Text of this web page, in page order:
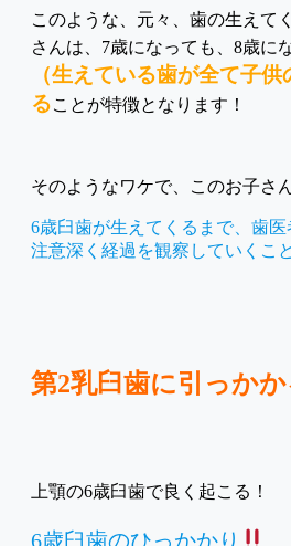
このような、元々、歯の生えて
さんは、7歳になっても、8歳に
（生えている歯が全て子
ることが特徴となります！
そのようなワケで、このお子さ
6歳臼歯が生えてくるまで、歯医
注意深く経過を観察していくこ
第2乳臼歯に引っかか
上顎の6歳臼歯で良く起こる！
6歳臼歯のひっかかり